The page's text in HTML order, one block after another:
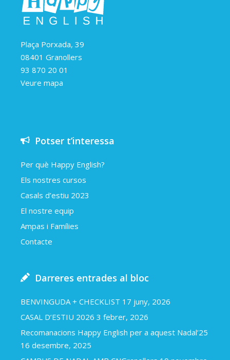
Plaça Porxada, 39
08401 Granollers
93 870 20 01
Veure mapa
Potser t’interessa
Per què Happy English?
Els nostres cursos
Casals d’estiu 2023
El nostre equip
Ampas i Famílies
Contacte
Darreres entrades al bloc
BENVINGUDA + CHECKLIST 17 juny, 2026
CASAL D’ESTIU 2026 3 febrer, 2026
Recomanacions Happy English per a aquest Nadal’25
16 desembre, 2025